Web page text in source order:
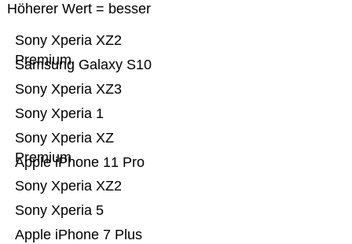
Höherer Wert = besser
Apple iPhone 7 Plus
Sony Xperia 5
Sony Xperia XZ2
Apple iPhone 11 Pro
Sony Xperia XZ
Premium
Sony Xperia 1
Sony Xperia XZ3
Samsung Galaxy S10
Sony Xperia XZ2
Premium